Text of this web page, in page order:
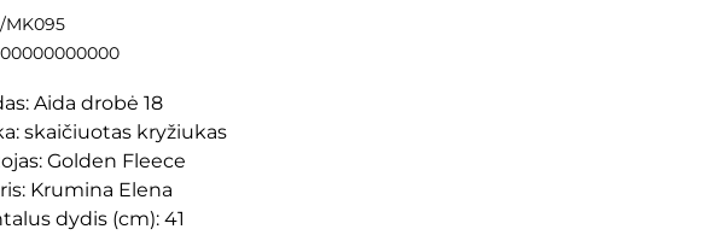
MK095
Aida drobė 18
skaičiuotas kryžiukas
Golden Fleece
Krumina Elena
dydis (cm): 41